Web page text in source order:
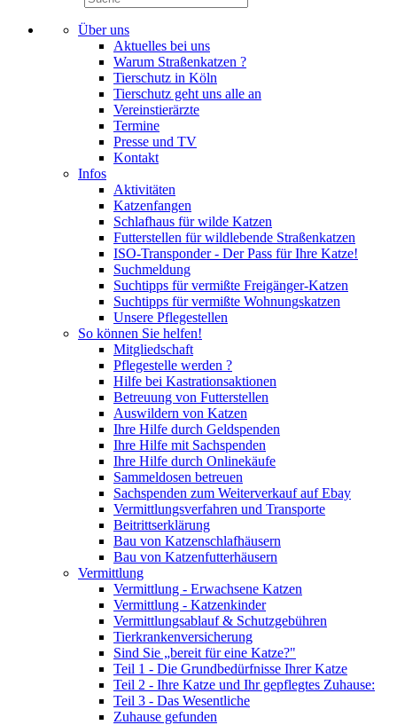
Über uns
Aktuelles bei uns
Warum Straßenkatzen ?
Tierschutz in Köln
Tierschutz geht uns alle an
Vereinstierärzte
Termine
Presse und TV
Kontakt
Infos
Aktivitäten
Katzenfangen
Schlafhaus für wilde Katzen
Futterstellen für wildlebende Straßenkatzen
ISO-Transponder - Der Pass für Ihre Katze!
Suchmeldung
Suchtipps für vermißte Freigänger-Katzen
Suchtipps für vermißte Wohnungskatzen
Unsere Pflegestellen
So können Sie helfen!
Mitgliedschaft
Pflegestelle werden ?
Hilfe bei Kastrationsaktionen
Betreuung von Futterstellen
Auswildern von Katzen
Ihre Hilfe durch Geldspenden
Ihre Hilfe mit Sachspenden
Ihre Hilfe durch Onlinekäufe
Sammeldosen betreuen
Sachspenden zum Weiterverkauf auf Ebay
Vermittlungsverfahren und Transporte
Beitrittserklärung
Bau von Katzenschlafhäusern
Bau von Katzenfutterhäusern
Vermittlung
Vermittlung - Erwachsene Katzen
Vermittlung - Katzenkinder
Vermittlungsablauf & Schutzgebühren
Tierkrankenversicherung
Sind Sie „bereit für eine Katze?"
Teil 1 - Die Grundbedürfnisse Ihrer Katze
Teil 2 - Ihre Katze und Ihr gepflegtes Zuhause:
Teil 3 - Das Wesentliche
Zuhause gefunden